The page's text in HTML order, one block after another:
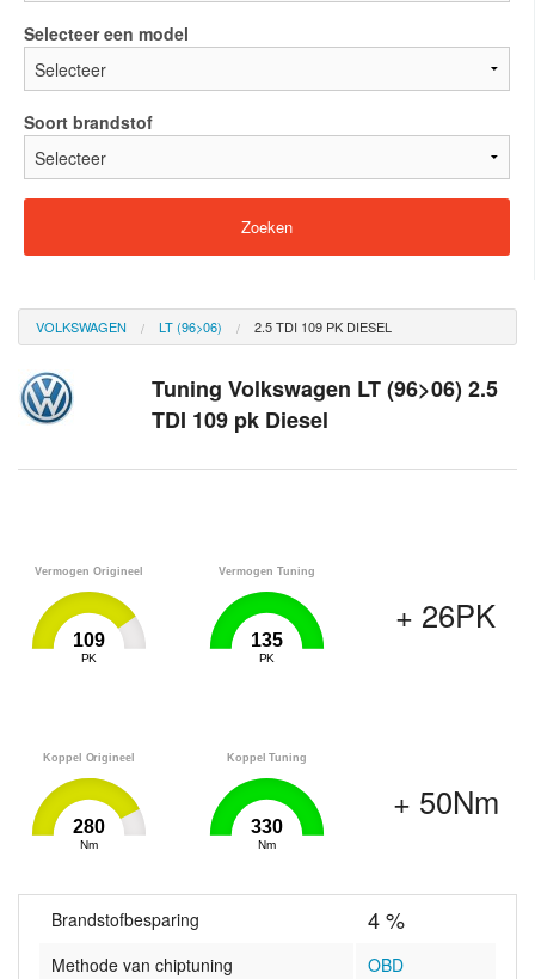
Selecteer een model
Soort brandstof
VOLKSWAGEN LT (96>06) 2.5 TDI 109 PK DIESEL
Tuning Volkswagen LT (96>06) 2.5
TDI 109 pk Diesel
Vermogen Origineel
109
PK
Vermogen Tuning
135
PK
+ 26PK
Koppel Origineel
280
Nm
Koppel Tuning
330
Nm
+ 50Nm
Brandstofbesparing 4 %
Methode van chiptuning
OBD